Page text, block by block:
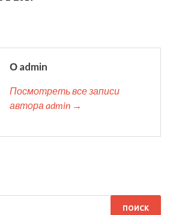
О admin
Посмотреть все записи
автора admin →